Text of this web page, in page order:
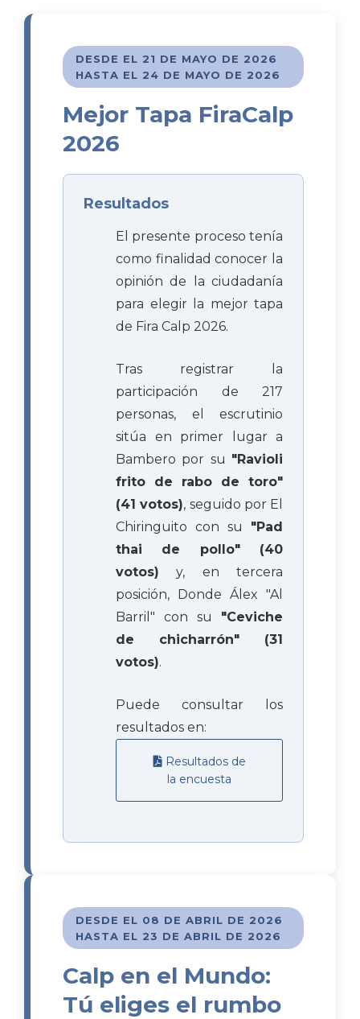
DESDE EL 21 DE MAYO DE 2026
HASTA EL 24 DE MAYO DE 2026
Mejor Tapa FiraCalp
2026
Resultados
El presente proceso tenía
como finalidad conocer la
opinión de la ciudadanía
para elegir la mejor tapa
de Fira Calp 2026.
Tras registrar la
participación de 217
personas, el escrutinio
sitúa en primer lugar a
Bambero por su "Ravioli
frito de rabo de toro"
(41 votos), seguido por El
Chiringuito con su "Pad
thai de pollo" (40
votos) y, en tercera
posición, Donde Álex "Al
Barril" con su "Ceviche
de chicharrón" (31
votos).
Puede consultar los
resultados en:
Resultados de
la encuesta
DESDE EL 08 DE ABRIL DE 2026
HASTA EL 23 DE ABRIL DE 2026
Calp en el Mundo:
Tú eliges el rumbo